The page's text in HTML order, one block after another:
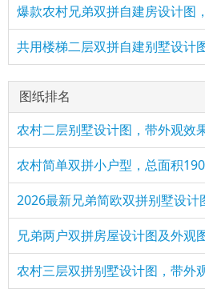
爆款农村兄弟双拼自建房设计图
共用楼梯二层双拼自建别墅设计
图纸排名
农村二层别墅设计图，带外观效
2026最新兄弟简欧双拼别墅设
兄弟两户双拼房屋设计图及外观
农村三层双拼别墅设计图，带外